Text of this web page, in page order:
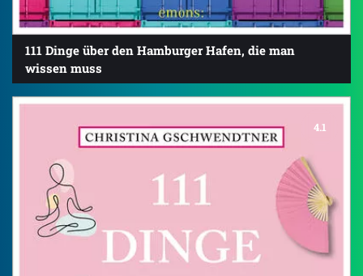
111 Dinge über den Hamburger Hafen, die man
wissen muss
4.1